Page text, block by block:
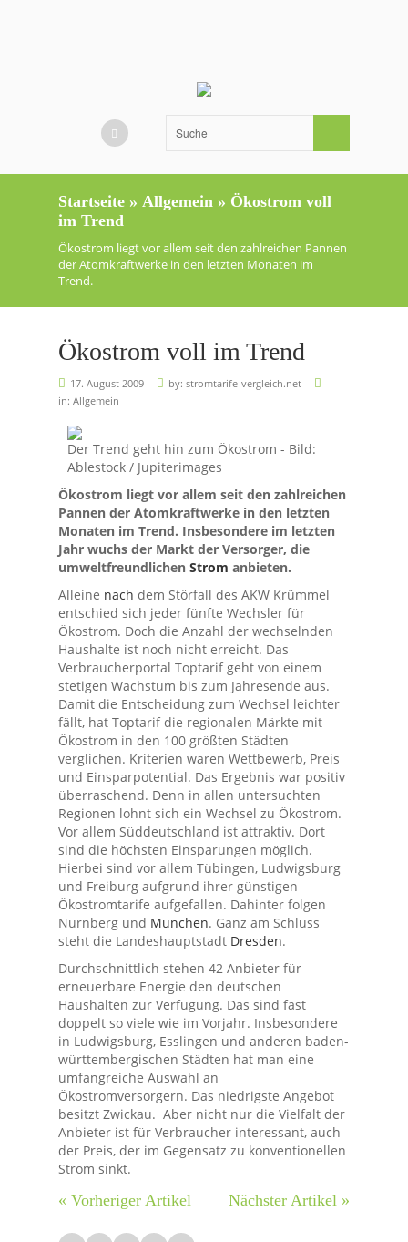
Startseite » Allgemein » Ökostrom voll
im Trend
Ökostrom liegt vor allem seit den zahlreichen Pannen
der Atomkraftwerke in den letzten Monaten im
Trend.
Ökostrom voll im Trend
17. August 2009 by: stromtarife-vergleich.net
in: Allgemein
Der Trend geht hin zum Ökostrom - Bild:
Ablestock / Jupiterimages
Ökostrom liegt vor allem seit den zahlreichen
Pannen der Atomkraftwerke in den letzten
Monaten im Trend. Insbesondere im letzten
Jahr wuchs der Markt der Versorger, die
umweltfreundlichen Strom anbieten.
Alleine nach dem Störfall des AKW Krümmel
entschied sich jeder fünfte Wechsler für
Ökostrom. Doch die Anzahl der wechselnden
Haushalte ist noch nicht erreicht. Das
Verbraucherportal Toptarif geht von einem
stetigen Wachstum bis zum Jahresende aus.
Damit die Entscheidung zum Wechsel leichter
fällt, hat Toptarif die regionalen Märkte mit
Ökostrom in den 100 größten Städten
verglichen. Kriterien waren Wettbewerb, Preis
und Einsparpotential. Das Ergebnis war positiv
überraschend. Denn in allen untersuchten
Regionen lohnt sich ein Wechsel zu Ökostrom.
Vor allem Süddeutschland ist attraktiv. Dort
sind die höchsten Einsparungen möglich.
Hierbei sind vor allem Tübingen, Ludwigsburg
und Freiburg aufgrund ihrer günstigen
Ökostromtarife aufgefallen. Dahinter folgen
Nürnberg und München. Ganz am Schluss
steht die Landeshauptstadt Dresden.
Durchschnittlich stehen 42 Anbieter für
erneuerbare Energie den deutschen
Haushalten zur Verfügung. Das sind fast
doppelt so viele wie im Vorjahr. Insbesondere
in Ludwigsburg, Esslingen und anderen baden-
württembergischen Städten hat man eine
umfangreiche Auswahl an
Ökostromversorgern. Das niedrigste Angebot
besitzt Zwickau. Aber nicht nur die Vielfalt der
Anbieter ist für Verbraucher interessant, auch
der Preis, der im Gegensatz zu konventionellen
Strom sinkt.
« Vorheriger Artikel Nächster Artikel »